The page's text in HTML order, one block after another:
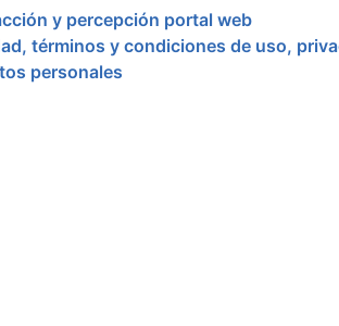
y percepción portal web
términos y condiciones de uso,
personales